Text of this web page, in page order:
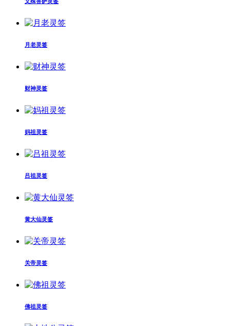
文殊菩萨灵签
月老灵签
财神灵签
妈祖灵签
吕祖灵签
黄大仙灵签
关帝灵签
佛祖灵签